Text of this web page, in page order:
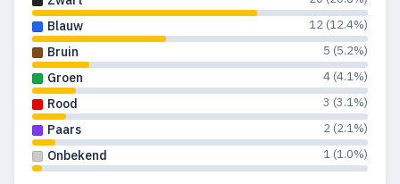
Blauw 12 (12.4%)
Bruin 5 (5.2%)
Groen 4 (4.1%)
Rood 3 (3.1%)
Paars 2 (2.1%)
Onbekend 1 (1.0%)